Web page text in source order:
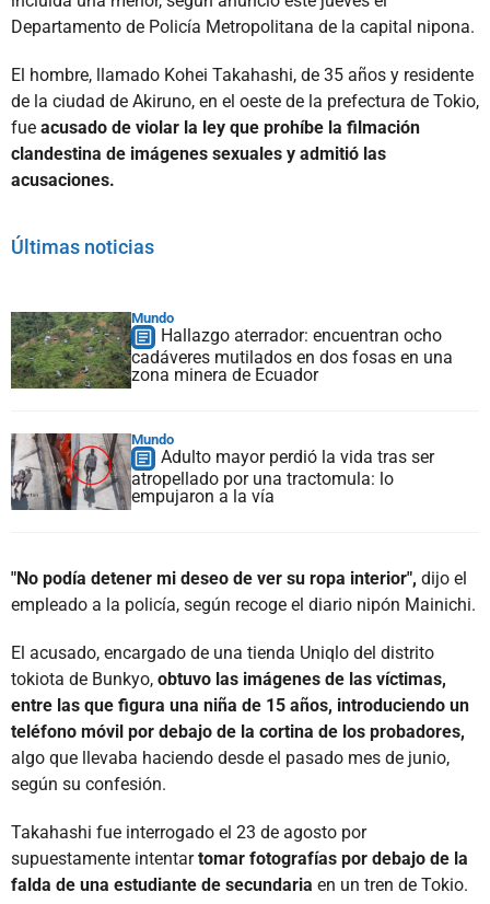
Departamento de Policía Metropolitana de la capital nipona.
El hombre, llamado Kohei Takahashi, de 35 años y residente
de la ciudad de Akiruno, en el oeste de la prefectura de Tokio,
fue acusado de violar la ley que prohíbe la filmación
clandestina de imágenes sexuales y admitió las
acusaciones.
Últimas noticias
Mundo
Hallazgo aterrador: encuentran ocho
cadáveres mutilados en dos fosas en una
zona minera de Ecuador
Mundo
Adulto mayor perdió la vida tras ser
atropellado por una tractomula: lo
empujaron a la vía
"No podía detener mi deseo de ver su ropa interior", dijo el
empleado a la policía, según recoge el diario nipón Mainichi.
El acusado, encargado de una tienda Uniqlo del distrito
tokiota de Bunkyo, obtuvo las imágenes de las víctimas,
entre las que figura una niña de 15 años, introduciendo un
teléfono móvil por debajo de la cortina de los probadores,
algo que llevaba haciendo desde el pasado mes de junio,
según su confesión.
Takahashi fue interrogado el 23 de agosto por
supuestamente intentartomar fotografías por debajo de la
falda de una estudiante de secundaria en un tren de Tokio.